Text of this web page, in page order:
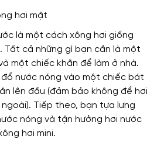
hơi mặt
là một cách xông hơi giống
Tất cả những gì bạn cần là một
một chiếc khăn để làm ở nhà.
nước nóng vào một chiếc bát
lên đầu (đảm bảo không để hơi
Tiếp theo, bạn tựa lưng
nóng và tận hưởng hơi nước
hơi mini.